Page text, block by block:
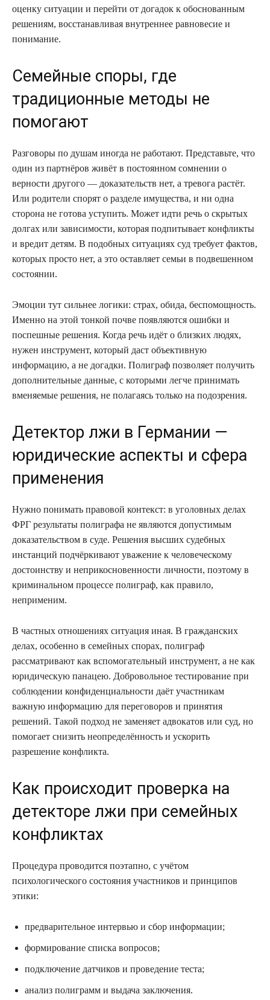
оценку ситуации и перейти от догадок к обоснованным
решениям, восстанавливая внутреннее равновесие и
понимание.
Семейные споры, где
традиционные методы не
помогают
Разговоры по душам иногда не работают. Представьте, что
один из партнёров живёт в постоянном сомнении о
верности другого — доказательств нет, а тревога растёт.
Или родители спорят о разделе имущества, и ни одна
сторона не готова уступить. Может идти речь о скрытых
долгах или зависимости, которая подпитывает конфликты
и вредит детям. В подобных ситуациях суд требует фактов,
которых просто нет, а это оставляет семьи в подвешенном
состоянии.
Эмоции тут сильнее логики: страх, обида, беспомощность.
Именно на этой тонкой почве появляются ошибки и
поспешные решения. Когда речь идёт о близких людях,
нужен инструмент, который даст объективную
информацию, а не догадки. Полиграф позволяет получить
дополнительные данные, с которыми легче принимать
вменяемые решения, не полагаясь только на подозрения.
Детектор лжи в Германии —
юридические аспекты и сфера
применения
Нужно понимать правовой контекст: в уголовных делах
ФРГ результаты полиграфа не являются допустимым
доказательством в суде. Решения высших судебных
инстанций подчёркивают уважение к человеческому
достоинству и неприкосновенности личности, поэтому в
криминальном процессе полиграф, как правило,
неприменим.
В частных отношениях ситуация иная. В гражданских
делах, особенно в семейных спорах, полиграф
рассматривают как вспомогательный инструмент, а не как
юридическую панацею. Добровольное тестирование при
соблюдении конфиденциальности даёт участникам
важную информацию для переговоров и принятия
решений. Такой подход не заменяет адвокатов или суд, но
помогает снизить неопределённость и ускорить
разрешение конфликта.
Как происходит проверка на
детекторе лжи при семейных
конфликтах
Процедура проводится поэтапно, с учётом
психологического состояния участников и принципов
этики:
предварительное интервью и сбор информации;
формирование списка вопросов;
подключение датчиков и проведение теста;
анализ полиграмм и выдача заключения.